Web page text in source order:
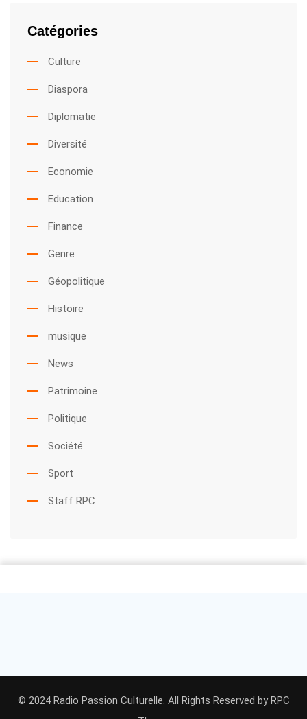
Catégories
Culture
Diaspora
Diplomatie
Diversité
Economie
Education
Finance
Genre
Géopolitique
Histoire
musique
News
Patrimoine
Politique
Société
Sport
Staff RPC
© 2024 Radio Passion Culturelle. All Rights Reserved by RPC